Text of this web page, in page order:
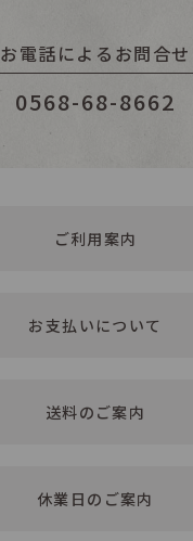
お電話によるお問合せ
0568-68-8662
ご利用案内
お支払いについて
送料のご案内
休業日のご案内